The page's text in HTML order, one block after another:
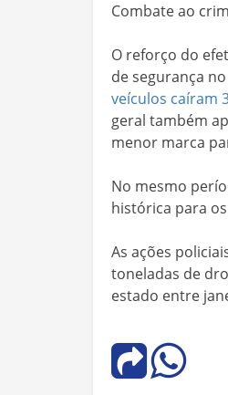
Combate ao
O reforço do
de segurança
veículos caíram
geral também
menor marca
No mesmo
histórica para
As ações
toneladas de
estado entre